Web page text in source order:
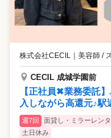
株式会社CECIL 美容師 /
CECIL 成城学園前
【正社員✖︎業務委託
入しながら高還元♪駅
週7回 面貸し・ミラーレン
土日休み